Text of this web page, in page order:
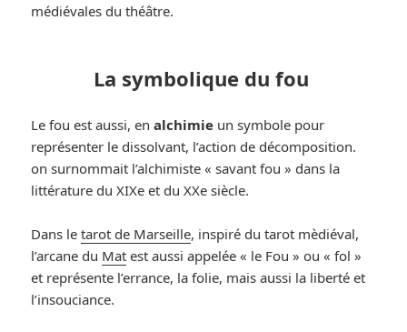
médiévales du théâtre.
La symbolique du fou
Le fou est aussi, enalchimie un symbole pour
représenter le dissolvant, l’action de décomposition.
on surnommait l’alchimiste « savant fou » dans la
littérature du XIXe et du XXe siècle.
Dans letarot de Marseille, inspiré du tarot mèdiéval,
l’arcane du Mat est aussi appelée « le Fou » ou « fol »
et représente l’errance, la folie, mais aussi la liberté et
l’insouciance.